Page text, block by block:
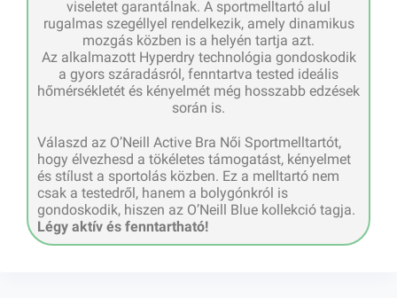
viseletet garantálnak. A sportmelltartó alul
rugalmas szegéllyel rendelkezik, amely dinamikus
mozgás közben is a helyén tartja azt.
Az alkalmazott Hyperdry technológia gondoskodik
a gyors száradásról, fenntartva tested ideális
hőmérsékletét és kényelmét még hosszabb edzések
során is.
Válaszd az O’Neill Active Bra Női Sportmelltartót,
hogy élvezhesd a tökéletes támogatást, kényelmet
és stílust a sportolás közben. Ez a melltartó nem
csak a testedről, hanem a bolygónkról is
gondoskodik, hiszen az O’Neill Blue kollekció tagja.
Légy aktív és fenntartható!